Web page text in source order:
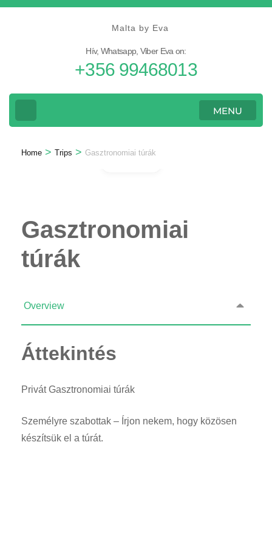
Skip
Malta by Eva
Hív, Whatsapp, Viber Eva on:
+356 99468013
MENU
Home > Trips > Gasztronomiai túrák
Gasztronomiai
túrák
Overview
Áttekintés
Privát Gasztronomiai túrák
Személyre szabottak – Írjon nekem, hogy közösen
készítsük el a túrát.